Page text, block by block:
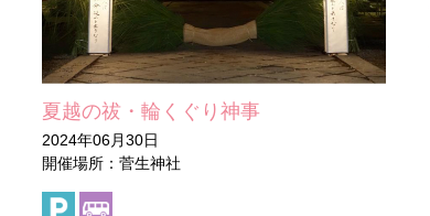
夏越の祓・輪くぐり神事
2024年06月30日
開催場所：菅生神社